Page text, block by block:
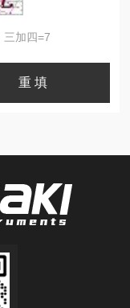
三加四=7